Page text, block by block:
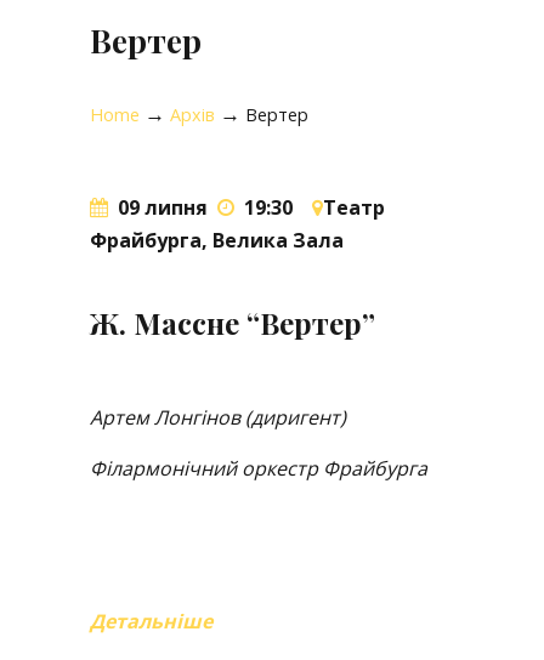
Вертер
Home → Архів → Вертер
09 липня 19:30
Театр
Фрайбурга, Велика Зала
Ж. Массне “Вертер”
Артем Лонгінов (диригент)
Філармонічний оркестр Фрайбурга
Детальніше